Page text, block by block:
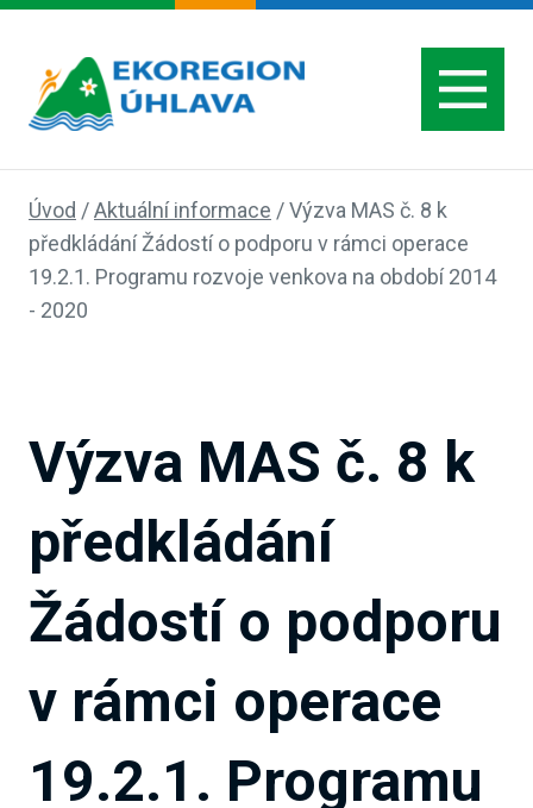
Úvod /Aktuální informace /Výzva MAS č. 8 k
předkládání Žádostí o podporu v rámci operace
19.2.1. Programu rozvoje venkova na období 2014
- 2020
Výzva MAS č. 8 k
předkládání
Žádostí o podporu
v rámci operace
19.2.1. Programu